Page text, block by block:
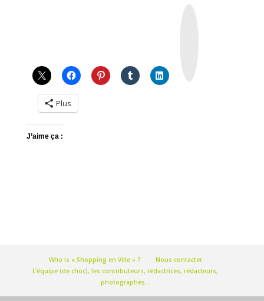
Plus
J’aime ça :
Who is « Shopping en Ville » ?
Nous contacter
L’équipe (de choc), les contributeurs, rédactrices, rédacteurs,
photographes…